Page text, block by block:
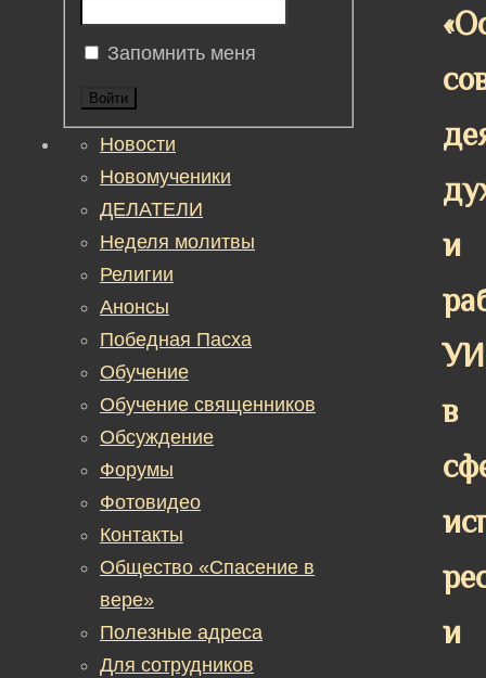
и
в
и
Запомнить меня
Войти
Новости
Новомученики
ДЕЛАТЕЛИ
Неделя молитвы
Религии
Анонсы
Победная Пасха
Обучение
Обучение священников
Обсуждение
Форумы
Фотовидео
Контакты
Общество «Спасение в
вере»
Полезные адреса
Для сотрудников